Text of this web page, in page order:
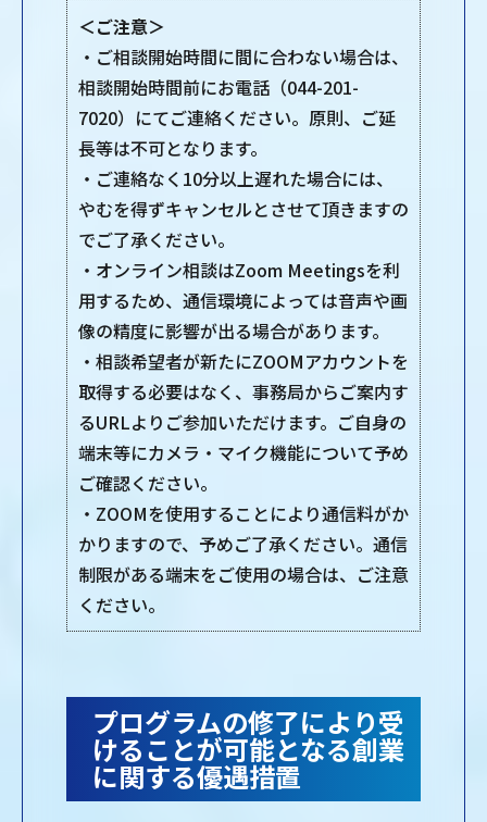
＜ご注意＞
・ご相談開始時間に間に合わない場合は、
相談開始時間前にお電話（044-201-
7020）にてご連絡ください。原則、ご延
長等は不可となります。
・ご連絡なく10分以上遅れた場合には、
やむを得ずキャンセルとさせて頂きますの
でご了承ください。
・オンライン相談はZoom Meetingsを利
用するため、通信環境によっては音声や画
像の精度に影響が出る場合があります。
・相談希望者が新たにZOOMアカウントを
取得する必要はなく、事務局からご案内す
るURLよりご参加いただけます。ご自身の
端末等にカメラ・マイク機能について予め
ご確認ください。
・ZOOMを使用することにより通信料がか
かりますので、予めご了承ください。通信
制限がある端末をご使用の場合は、ご注意
ください。
プログラムの修了により受
けることが可能となる創業
に関する優遇措置